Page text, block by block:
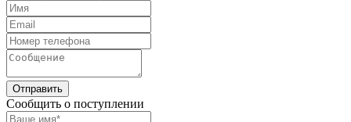
Отправить
Сообщить о поступлении